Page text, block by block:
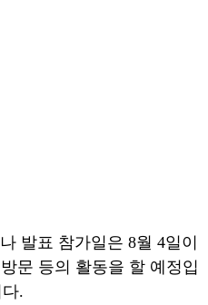
발표 참가일은 8월 4일이
문 등의 활동을 할 예정입
다.